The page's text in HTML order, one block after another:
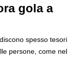
gola a
spesso tesori
persone, come nel